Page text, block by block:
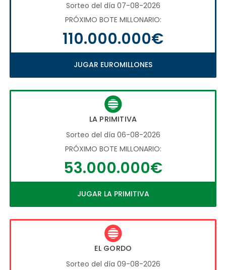
Sorteo del día 07-08-2026
PRÓXIMO BOTE MILLONARIO:
110.000.000€
JUGAR EUROMILLONES
LA PRIMITIVA
Sorteo del día 06-08-2026
PRÓXIMO BOTE MILLONARIO:
53.000.000€
JUGAR LA PRIMITIVA
EL GORDO
Sorteo del día 09-08-2026